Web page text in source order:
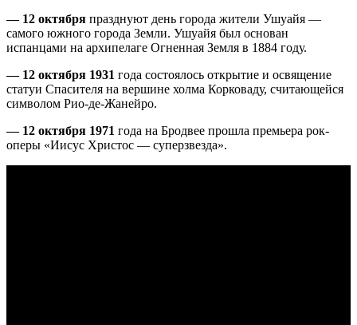
— 12 октября празднуют день города жители Ушуайя —
самого южного города Земли. Ушуайя был основан
испанцами на архипелаге Огненная Земля в 1884 году.
— 12 октября 1931 года состоялось открытие и освящение
статуи Спасителя на вершине холма Корковаду, считающейся
символом Рио-де-Жанейро.
— 12 октября 1971 года на Бродвее прошла премьера рок-
оперы «Иисус Христос — суперзвезда».